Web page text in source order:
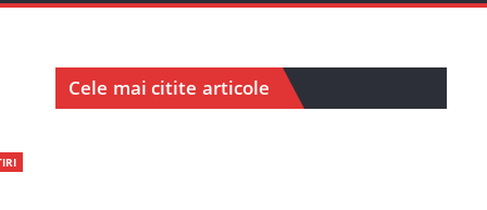
Cele mai citite articole